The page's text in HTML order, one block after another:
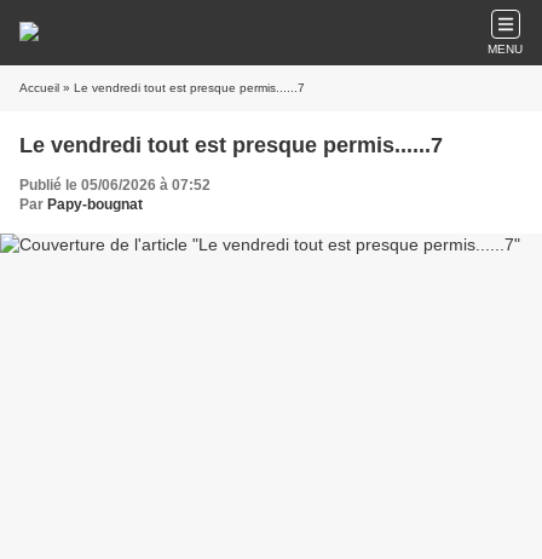
MENU
Accueil » Le vendredi tout est presque permis......7
Le vendredi tout est presque permis......7
Publié le 05/06/2026 à 07:52
Par Papy-bougnat